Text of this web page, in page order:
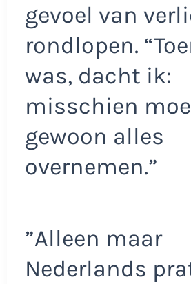
gevoel van
rondlopen.
was, dacht ik:
misschien
gewoon alles
overnemen.”
”Alleen maar
Nederlands